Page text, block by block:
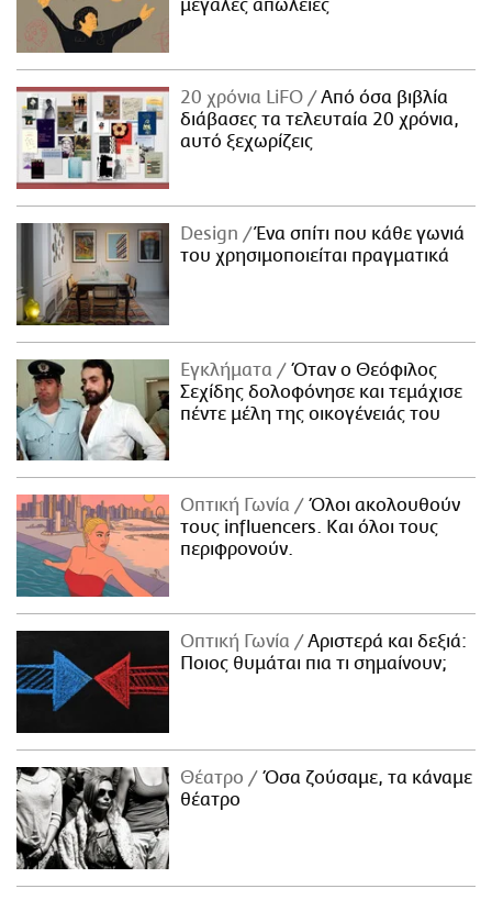
μεγάλες απώλειες
20 χρόνια LiFO
Από όσα βιβλία
διάβασες τα τελευταία 20 χρόνια,
αυτό ξεχωρίζεις
Design
Ένα σπίτι που κάθε γωνιά
του χρησιμοποιείται πραγματικά
Εγκλήματα
Όταν ο Θεόφιλος
Σεχίδης δολοφόνησε και τεμάχισε
πέντε μέλη της οικογένειάς του
Οπτική Γωνία
Όλοι ακολουθούν
τους influencers. Και όλοι τους
περιφρονούν.
Οπτική Γωνία
Αριστερά και δεξιά:
Ποιος θυμάται πια τι σημαίνουν;
Θέατρο
Όσα ζούσαμε, τα κάναμε
θέατρο